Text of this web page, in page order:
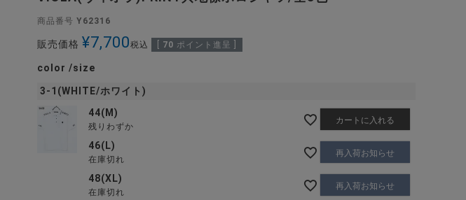
商品番号 Y62316
販売価格 ¥7,700税込 70 ポイント進呈 ]
color size
3-1(WHITE/ホワイト)
44(M)
残りわずか
カートに入れる
46(L)
在庫切れ
再入荷お知らせ
48(XL)
在庫切れ
再入荷お知らせ